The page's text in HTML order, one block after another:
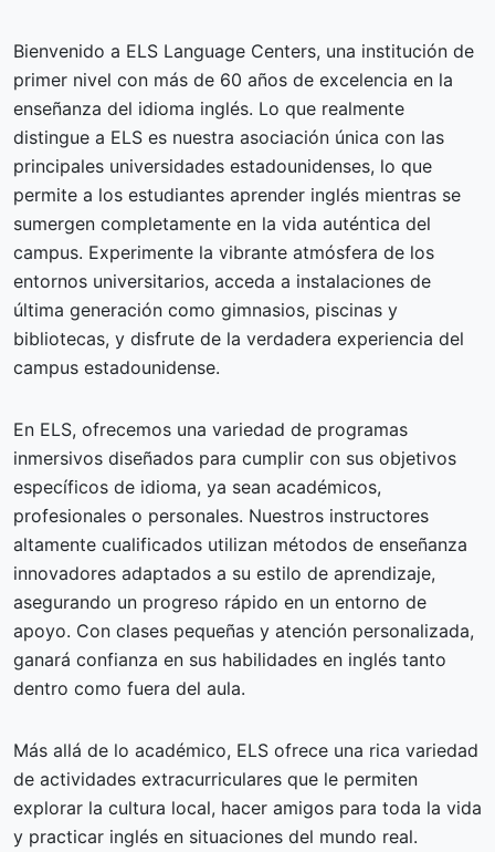
Bienvenido a ELS Language Centers, una institución de
primer nivel con más de 60 años de excelencia en la
enseñanza del idioma inglés. Lo que realmente
distingue a ELS es nuestra asociación única con las
principales universidades estadounidenses, lo que
permite a los estudiantes aprender inglés mientras se
sumergen completamente en la vida auténtica del
campus. Experimente la vibrante atmósfera de los
entornos universitarios, acceda a instalaciones de
última generación como gimnasios, piscinas y
bibliotecas, y disfrute de la verdadera experiencia del
campus estadounidense.
En ELS, ofrecemos una variedad de programas
inmersivos diseñados para cumplir con sus objetivos
específicos de idioma, ya sean académicos,
profesionales o personales. Nuestros instructores
altamente cualificados utilizan métodos de enseñanza
innovadores adaptados a su estilo de aprendizaje,
asegurando un progreso rápido en un entorno de
apoyo. Con clases pequeñas y atención personalizada,
ganará confianza en sus habilidades en inglés tanto
dentro como fuera del aula.
Más allá de lo académico, ELS ofrece una rica variedad
de actividades extracurriculares que le permiten
explorar la cultura local, hacer amigos para toda la vida
y practicar inglés en situaciones del mundo real.